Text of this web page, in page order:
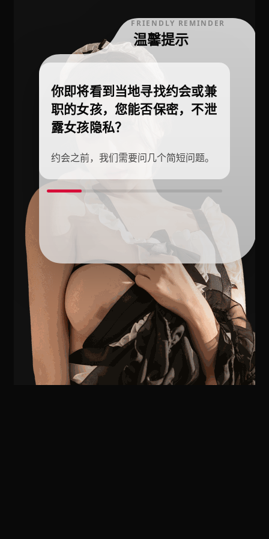
FRIENDLY REMINDER
温馨提示
你即将看到当地寻找约会或兼
职的女孩，您能否保密，不泄
露女孩隐私？
约会之前，我们需要问几个简短问题。